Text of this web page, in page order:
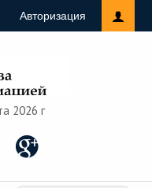
Авторизация
2026 г